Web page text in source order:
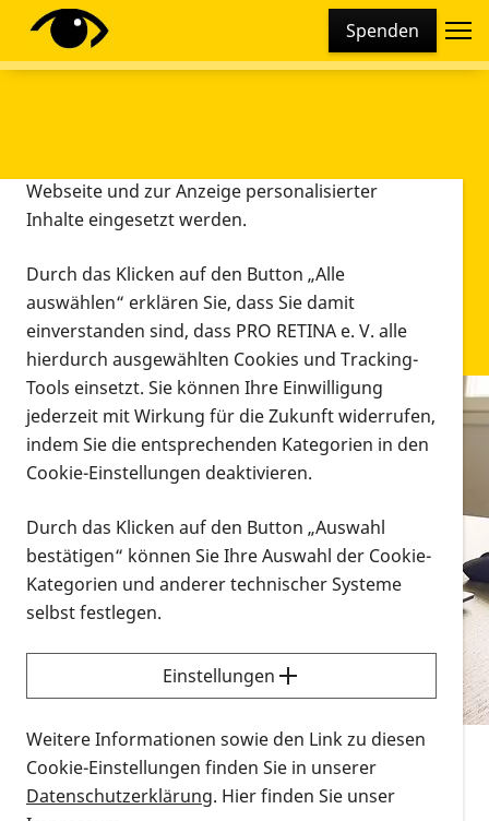
Spenden
Infomaterial
Infomaterial
Vorlesen
Alle Infomaterialien in verschiedenen
Formaten an einem Ort
Sie möchten wissen, wie Sie nach Infonmaterial
suchen und dieses bestellen bzw. herunterladen
können? Schauen Sie sich dieErklärvideos zum
Thema Infomaterial auf der PRO RETINA-Website
für blinde und sehbehinderte Menschen an.
Auf dieser Seite finden Sie sämtliches Infomaterial
Diese Webseite setzt verschiedene Cookies und
Tracking-Tools ein. Dies beinhaltet Cookies und
Webseite und zur Anzeige personalisierter
Inhalte eingesetzt werden.
Durch das Klicken auf den Button „Alle
auswählen“ erklären Sie, dass Sie damit
einverstanden sind, dass PRO RETINA e. V. alle
hierdurch ausgewählten Cookies und Tracking-
Tools einsetzt. Sie können Ihre Einwilligung
jederzeit mit Wirkung für die Zukunft widerrufen,
indem Sie die entsprechenden Kategorien in den
Cookie-Einstellungen deaktivieren.
Durch das Klicken auf den Button „Auswahl
bestätigen“ können Sie Ihre Auswahl der Cookie-
Kategorien und anderer technischer Systeme
selbst festlegen.
Einstellungen
Weitere Informationen sowie den Link zu diesen
Cookie-Einstellungen finden Sie in unserer
Datenschutzerklärung. Hier finden Sie unser